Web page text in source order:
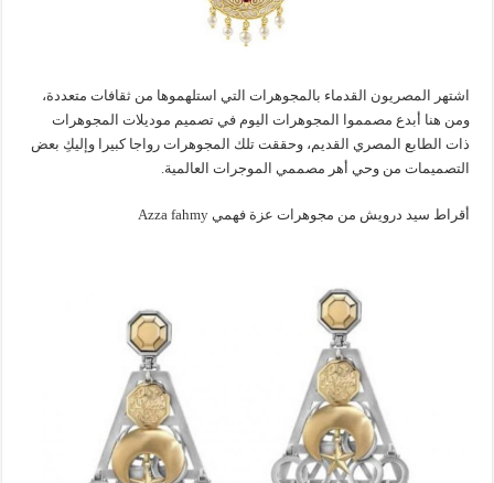
اشتهر المصريون القدماء بالمجوهرات التي استلهموها من ثقافات متعددة،
ومن هنا أبدع مصمموا المجوهرات اليوم في تصميم موديلات المجوهرات
ذات الطابع المصري القديم، وحققت تلك المجوهرات رواجا كبيرا وإليكِ بعض
التصميمات من وحي أهر مصممي الموجرات العالمية.
أقراط سيد درويش من مجوهرات عزة فهمي Azza fahmy